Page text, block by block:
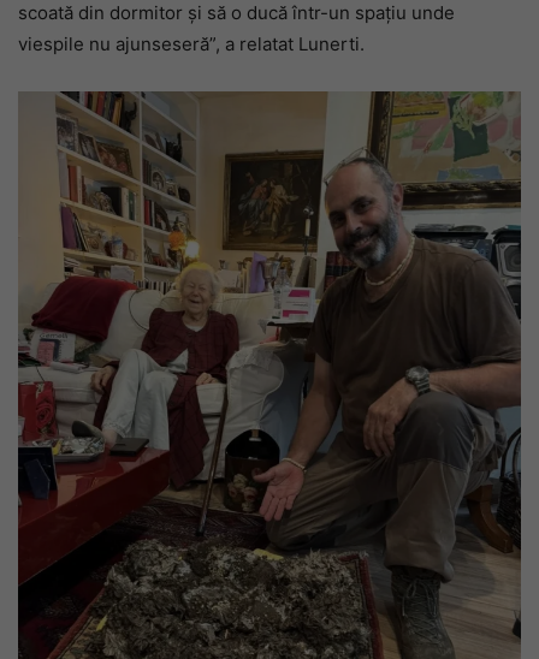
scoată din dormitor și să o ducă într-un spațiu unde
viespile nu ajunseseră”, a relatat Lunerti.